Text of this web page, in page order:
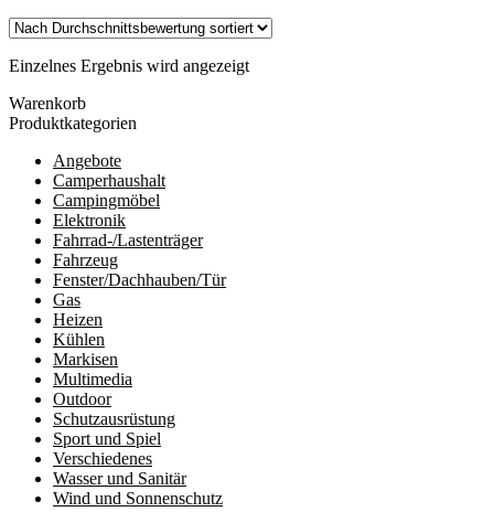
Einzelnes Ergebnis wird angezeigt
Warenkorb
Produktkategorien
Angebote
Camperhaushalt
Campingmöbel
Elektronik
Fahrrad-/Lastenträger
Fahrzeug
Fenster/Dachhauben/Tür
Gas
Heizen
Kühlen
Markisen
Multimedia
Outdoor
Schutzausrüstung
Sport und Spiel
Verschiedenes
Wasser und Sanitär
Wind und Sonnenschutz